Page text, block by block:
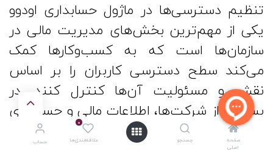
صفحه
اصلی
جستجو
0
علاقه‌مندی‌ها حساب
تنظیم دسترسی‌ها در ماژول حسابداری اودوو
یکی از مهم‌ترین بخش‌های مدیریت مالی در
سازمان‌ها است که به کسب‌وکارها کمک
می‌کند سطح دسترسی کاربران را بر اساس
نقش و مسئولیت آن‌ها کنترل کنند. در
بسیاری از شرکت‌ها، اطلاعات مالی و حسابداری
جزو حساس‌ترین داده‌ها محسوب می‌شود و